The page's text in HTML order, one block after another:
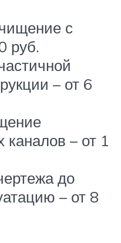
с
руб.
– от 6
– от 1
до
– от 8